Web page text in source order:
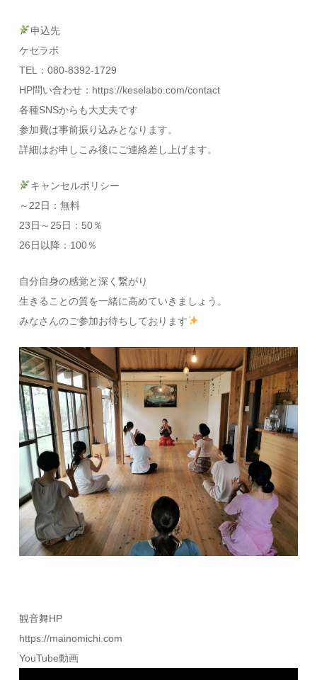
申込先
ケセラボ
TEL：080-8392-1729
HP問い合わせ：https://keselabo.com/contact
各種SNSからも大丈夫です
参加費は事前振り込みとなります。
詳細はお申しこみ後にご連絡差し上げます。
キャンセルポリシー
～22日：無料
23日～25日：50％
26日以降：100％
自分自身の感覚と深く繋がり
生きることの質を一緒に高めていきましょう。
みなさんのご参加お待ちしております
観音舞HP
https://mainomichi.com
YouTube動画